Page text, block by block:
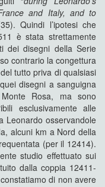
and Italy, and to
Quindi l’ipotesi che
è stata strettamente
dei disegni della Serie
contrario la congettura
tutto priva di qualsiasi
disegni a sanguigna
Rosa, ma sono
esclusivamente alle
Leonardo osservandole
alcuni km a Nord della
(per il 12414).
studio effettuato sui
dalla coppia 12411-
di non avere